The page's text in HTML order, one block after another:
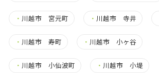
・ 川越市 宮元町 ・ 川越市 寺井
・ 川越市 寿町 ・ 川越市 小ヶ谷
・ 川越市 小仙波町 ・ 川越市 小堤